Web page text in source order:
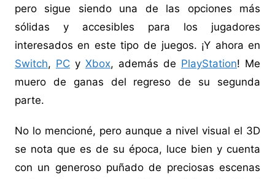
pero sigue siendo una de las opciones más
sólidas y accesibles para los jugadores
interesados en este tipo de juegos. ¡Y ahora en
Switch, PCy Xbox, además de PlayStation! Me
muero de ganas del regreso de su segunda
parte.
No lo mencioné, pero aunque a nivel visual el 3D
se nota que es de su época, luce bien y cuenta
con un generoso puñado de preciosas escenas